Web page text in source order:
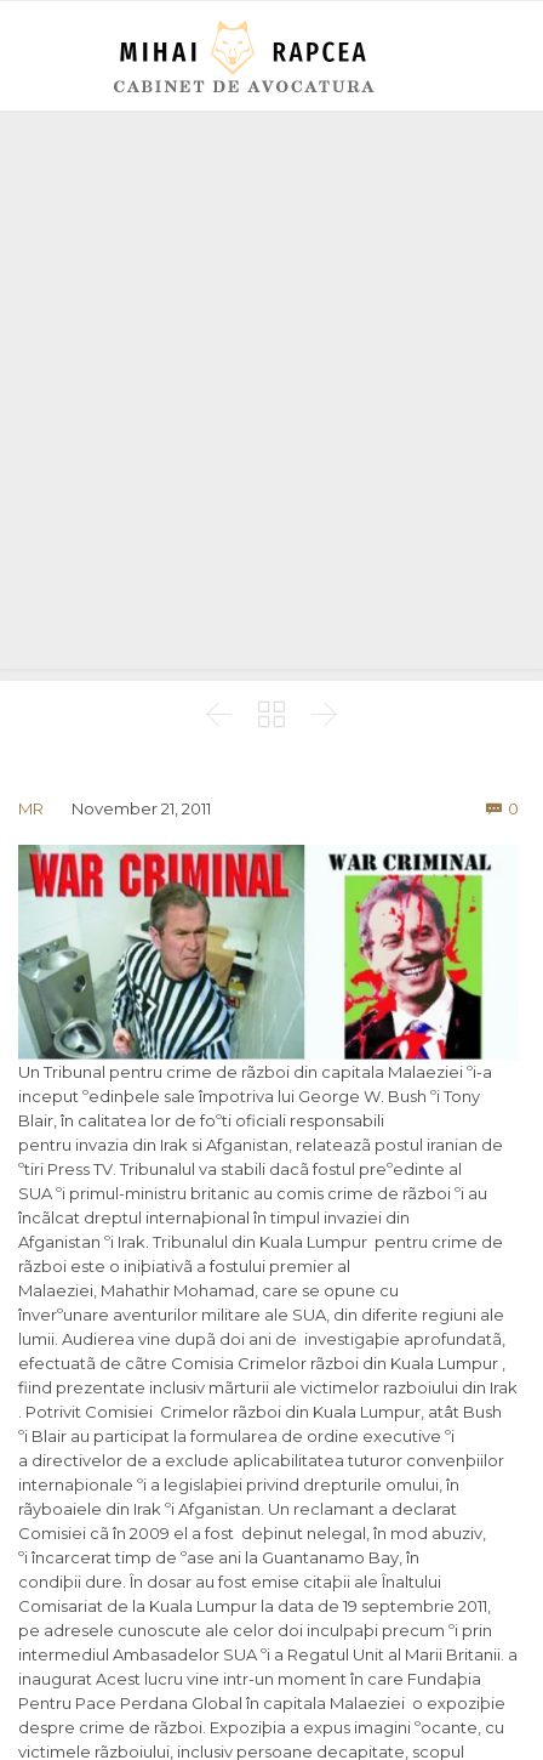
  
MR November 21, 2011  0
Un Tribunal pentru crime de rãzboi din capitala Malaeziei ºi-a
inceput ºedinþele sale împotriva lui George W. Bush ºi Tony
Blair, în calitatea lor de foºti oficiali responsabili
pentru invazia din Irak si Afganistan, relateazã postul iranian de
ºtiri Press TV. Tribunalul va stabili dacã fostul preºedinte al
SUA ºi primul-ministru britanic au comis crime de rãzboi ºi au
încãlcat dreptul internaþional în timpul invaziei din
Afganistan ºi Irak. Tribunalul din Kuala Lumpur pentru crime de
rãzboi este o iniþiativã a fostului premier al
Malaeziei, Mahathir Mohamad, care se opune cu
înverºunare aventurilor militare ale SUA, din diferite regiuni ale
lumii. Audierea vine dupã doi ani de investigaþie aprofundatã,
efectuatã de cãtre Comisia Crimelor rãzboi din Kuala Lumpur ,
fiind prezentate inclusiv mãrturii ale victimelor razboiului din Irak
. Potrivit Comisiei Crimelor rãzboi din Kuala Lumpur, atât Bush
ºi Blair au participat la formularea de ordine executive ºi
a directivelor de a exclude aplicabilitatea tuturor convenþiilor
internaþionale ºi a legislaþiei privind drepturile omului, în
rãyboaiele din Irak ºi Afganistan. Un reclamant a declarat
Comisiei cã în 2009 el a fost deþinut nelegal, în mod abuziv,
ºi încarcerat timp de ºase ani la Guantanamo Bay, în
condiþii dure. În dosar au fost emise citaþii ale Înaltului
Comisariat de la Kuala Lumpur la data de 19 septembrie 2011,
pe adresele cunoscute ale celor doi inculpaþi precum ºi prin
intermediul Ambasadelor SUA ºi a Regatul Unit al Marii Britanii. a
inaugurat Acest lucru vine intr-un moment în care Fundaþia
Pentru Pace Perdana Global în capitala Malaeziei o expoziþie
despre crime de rãzboi. Expoziþia a expus imagini ºocante, cu
victimele rãzboiului, inclusiv persoane decapitate, scopul